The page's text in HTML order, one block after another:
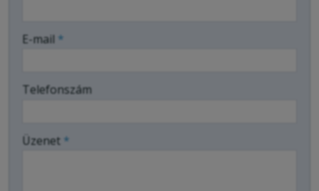
-
-
E-mail *
Telefonszám
Üzenet *